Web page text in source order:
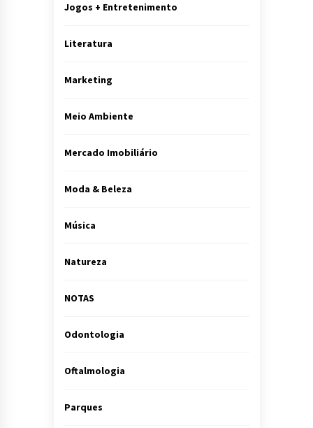
Jogos + Entretenimento
Literatura
Marketing
Meio Ambiente
Mercado Imobiliário
Moda & Beleza
Música
Natureza
NOTAS
Odontologia
Oftalmologia
Parques